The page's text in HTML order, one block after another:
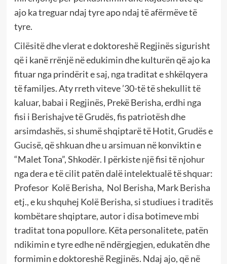
ajo ka treguar ndaj tyre apo ndaj të afërmëve të
tyre.
Cilësitë dhe vlerat e doktoreshë Regjinës sigurisht
që i kanë rrënjë në edukimin dhe kulturën që ajo ka
fituar nga prindërit e saj, nga traditat e shkëlqyera
të familjes. Aty rreth viteve ’30-të të shekullit të
kaluar, babai i Regjinës, Prekë Berisha, erdhi nga
fisi i Berishajve të Grudës, fis patriotësh dhe
arsimdashës, si shumë shqiptarë të Hotit, Grudës e
Gucisë, që shkuan dhe u arsimuan në konviktin e
“Malet Tona”, Shkodër. I përkiste një fisi të njohur
nga dera e të cilit patën dalë intelektualë të shquar:
Profesor Kolë Berisha, Nol Berisha, Mark Berisha
etj., e ku shquhej Kolë Berisha, si studiues i traditës
kombëtare shqiptare, autor i disa botimeve mbi
traditat tona popullore. Këta personalitete, patën
ndikimin e tyre edhe në ndërgjegjen, edukatën dhe
formimin e doktoreshë Regjinës. Ndaj ajo, që në